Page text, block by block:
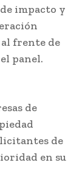
impacto y
frente de
panel.
de
de
en su